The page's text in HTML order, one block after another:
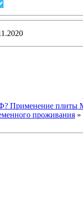
Применение
проживания »